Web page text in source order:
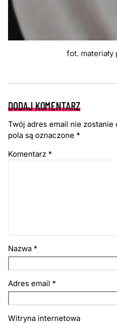
fot.
DODAJ KOMENTARZ
Twój adres email nie zostanie
pola są oznaczone *
Komentarz *
Nazwa *
Adres email *
Witryna internetowa